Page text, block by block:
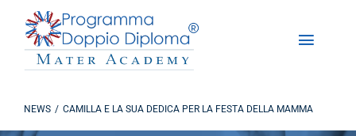
Salta
contenuto
Toggle
NEWS CAMILLA E LA SUA DEDICA PER LA FESTA DELLA MAMMA